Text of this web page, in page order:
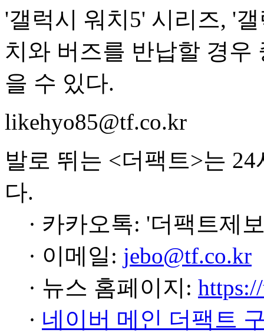
'갤럭시 워치5' 시리즈, '
치와 버즈를 반납할 경우
을 수 있다.
likehyo85@tf.co.kr
발로 뛰는 <더팩트>는
다.
· 카카오톡: '더팩트제
· 이메일: jebo@tf.co.kr
· 뉴스 홈페이지:
· 네이버 메인 더팩트